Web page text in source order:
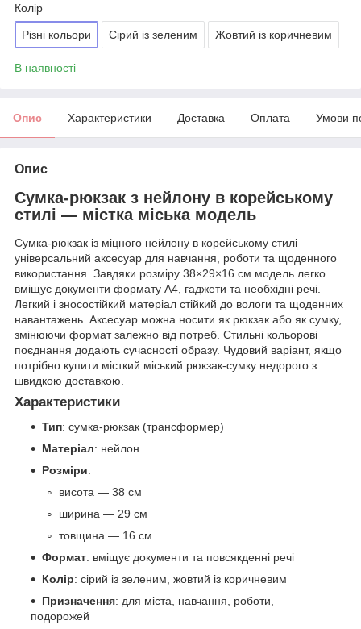
Колір
Різні кольори Сірий із зеленим Жовтий із коричневим
В наявності
Опис Характеристики Доставка Оплата Умови
Опис
Сумка-рюкзак з нейлону в корейському
стилі — містка міська модель
Сумка-рюкзак із міцного нейлону в корейському стилі —
універсальний аксесуар для навчання, роботи та щоденного
використання. Завдяки розміру 38×29×16 см модель легко
вміщує документи формату А4, гаджети та необхідні речі.
Легкий і зносостійкий матеріал стійкий до вологи та щоденних
навантажень. Аксесуар можна носити як рюкзак або як сумку,
змінюючи формат залежно від потреб. Стильні кольорові
поєднання додають сучасності образу. Чудовий варіант, якщо
потрібно купити місткий міський рюкзак-сумку недорого з
швидкою доставкою.
Характеристики
Тип: сумка-рюкзак (трансформер)
Матеріал: нейлон
Розміри:
висота — 38 см
ширина — 29 см
товщина — 16 см
Формат: вміщує документи та повсякденні речі
Колір: сірий із зеленим, жовтий із коричневим
Призначення: для міста, навчання, роботи,
подорожей